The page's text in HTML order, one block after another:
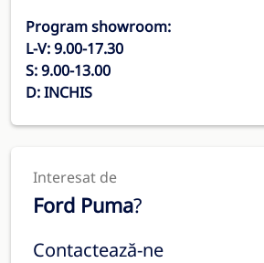
Program showroom:
L-V: 9.00-17.30
S: 9.00-13.00
D: INCHIS
Interesat de
Ford Puma?
Contactează-ne